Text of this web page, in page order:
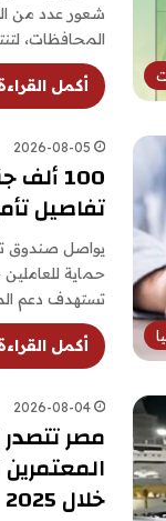
شعور عدد من
المحافظات،
أكمل
2026-08-05
100
تفاصيل
يواصل صندوق
حماية
تستهدف دعم
أكمل
2026-08-04
مصر
خلال 2025